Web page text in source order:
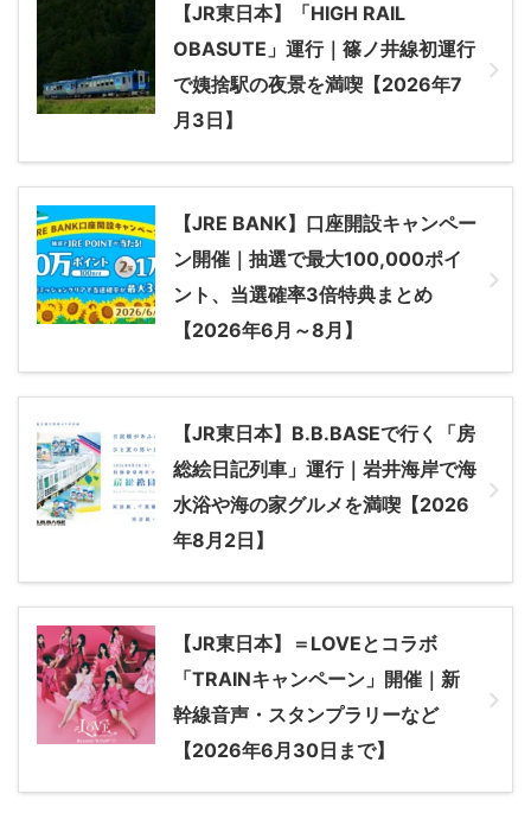
【JR東日本】「HIGH RAIL
OBASUTE」運行｜篠ノ井線初運行
で姨捨駅の夜景を満喫【2026年7
月3日】
【JRE BANK】口座開設キャンペー
ン開催｜抽選で最大100,000ポイ
ント、当選確率3倍特典まとめ
【2026年6月～8月】
【JR東日本】B.B.BASEで行く「房
総絵日記列車」運行｜岩井海岸で海
水浴や海の家グルメを満喫【2026
年8月2日】
【JR東日本】＝LOVEとコラボ
「TRAINキャンペーン」開催｜新
幹線音声・スタンプラリーなど
【2026年6月30日まで】